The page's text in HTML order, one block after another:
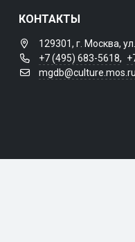
КОНТАКТЫ
129301, г. Москва,
+7 (495) 683-5618,
mgdb@culture.mos.ru